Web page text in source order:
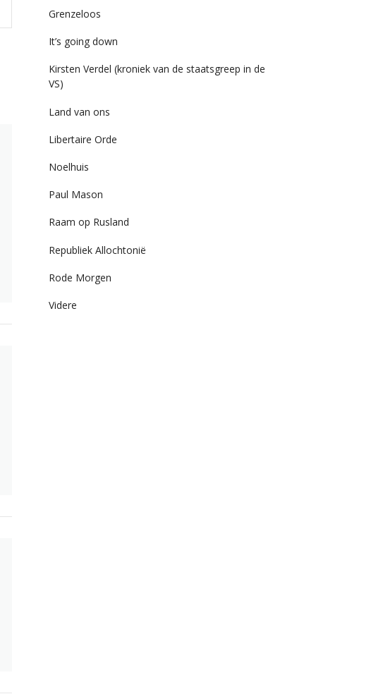
Grenzeloos
It’s going down
Kirsten Verdel (kroniek van de staatsgreep in de
VS)
Land van ons
Libertaire Orde
Noelhuis
Paul Mason
Raam op Rusland
Republiek Allochtonië
Rode Morgen
Videre